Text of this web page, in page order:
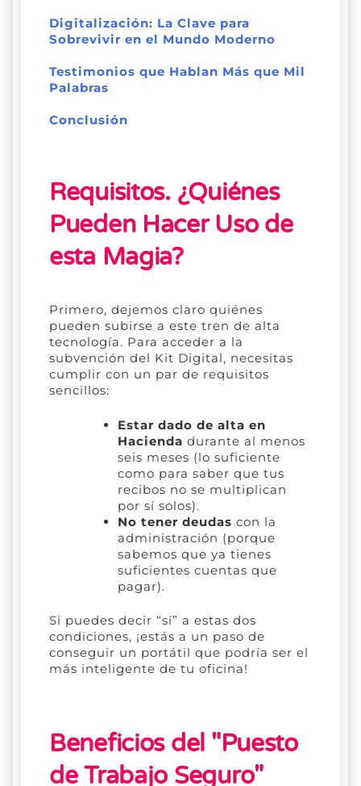
Digitalización: La Clave para
Sobrevivir en el Mundo Moderno
Testimonios que Hablan Más que Mil
Palabras
Conclusión
Requisitos. ¿Quiénes
Pueden Hacer Uso de
esta Magia?
Primero, dejemos claro quiénes
pueden subirse a este tren de alta
tecnología. Para acceder a la
subvención del Kit Digital, necesitas
cumplir con un par de requisitos
sencillos:
Estar dado de alta en
Hacienda durante al menos
seis meses (lo suficiente
como para saber que tus
recibos no se multiplican
por sí solos).
No tener deudas con la
administración (porque
sabemos que ya tienes
suficientes cuentas que
pagar).
Si puedes decir “sí” a estas dos
condiciones, ¡estás a un paso de
conseguir un portátil que podría ser el
más inteligente de tu oficina!
Beneficios del "Puesto
de Trabajo Seguro"